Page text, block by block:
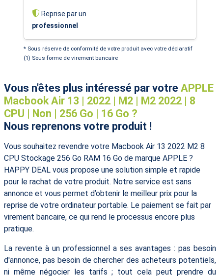
Reprise par un
professionnel
* Sous réserve de conformité de votre produit avec votre déclaratif
(1) Sous forme de virement bancaire
Vous n'êtes plus intéressé par votre APPLE
Macbook Air 13 | 2022 | M2 | M2 2022 | 8
CPU | Non | 256 Go | 16 Go ?
Nous reprenons votre produit !
Vous souhaitez revendre votre Macbook Air 13 2022 M2 8
CPU Stockage 256 Go RAM 16 Go de marque APPLE ?
HAPPY DEAL vous propose une solution simple et rapide
pour le rachat de votre produit. Notre service est sans
annonce et vous permet d’obtenir le meilleur prix pour la
reprise de votre ordinateur portable. Le paiement se fait par
virement bancaire, ce qui rend le processus encore plus
pratique.
La revente à un professionnel a ses avantages : pas besoin
d'annonce, pas besoin de chercher des acheteurs potentiels,
ni même négocier les tarifs ; tout cela peut prendre du